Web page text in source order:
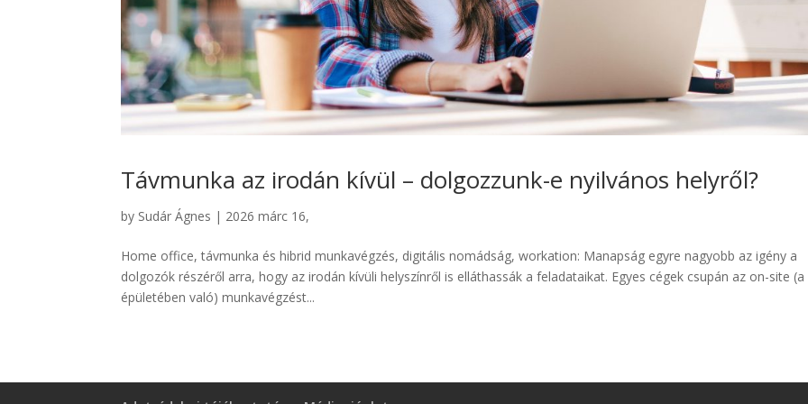
Távmunka az irodán kívül – dolgozzunk-e nyilvános helyről?
by Sudár Ágnes | 2026 márc 16,
Home office, távmunka és hibrid munkavégzés, digitális nomádság, workation: Manapság egyre nagyobb az igény a
dolgozók részéről arra, hogy az irodán kívüli helyszínről is elláthassák a feladataikat. Egyes cégek csupán az on-site (a
épületében való) munkavégzést...